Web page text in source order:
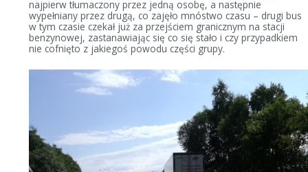
najpierw tłumaczony przez jedną osobę, a następnie
wypełniany przez drugą, co zajęło mnóstwo czasu – drugi bus
w tym czasie czekał już za przejściem granicznym na stacji
benzynowej, zastanawiając się co się stało i czy przypadkiem
nie cofnięto z jakiegoś powodu części grupy.